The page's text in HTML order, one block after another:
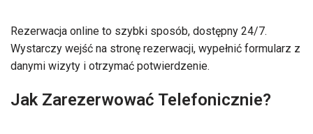
Rezerwacja online to szybki sposób, dostępny 24/7.
Wystarczy wejść na stronę rezerwacji, wypełnić formularz z
danymi wizyty i otrzymać potwierdzenie.
Jak Zarezerwować Telefonicznie?